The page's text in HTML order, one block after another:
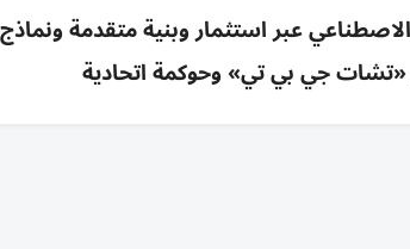
الاصطناعي عبر استثمار وبنية متقدمة
جي بي تي» وحوكمة اتحادية